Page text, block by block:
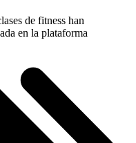
de fitness han
en la plataforma